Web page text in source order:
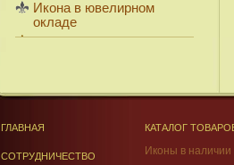
Икона в ювелирном
окладе
ГЛАВНАЯ
СОТРУДНИЧЕСТВО
КАТАЛОГ
Иконы в наличии